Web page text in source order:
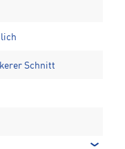
Schnitt